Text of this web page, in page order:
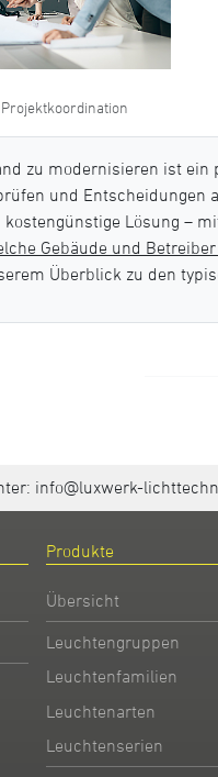
zu modernisieren ist
und Entscheidungen
kostengünstige Lösung –
Gebäude und
Überblick zu den
info@luxwerk-
Produkte
Übersicht
Leuchtengruppen
Leuchtenfamilien
Leuchtenarten
Leuchtenserien